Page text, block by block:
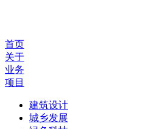
首页
关于
业务
项目
建筑设计
城乡发展